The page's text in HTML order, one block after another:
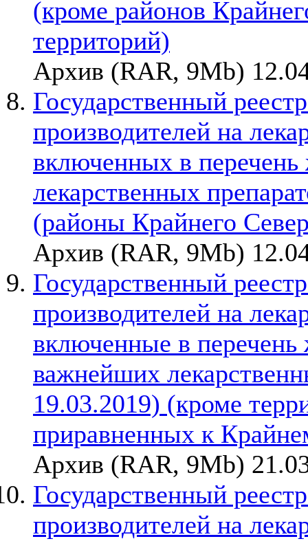
(кроме районов
территорий)
Архив (RAR, 9Mb)
Государственный
производителей на
включенных в
лекарственных
(районы Крайнего
Архив (RAR, 9Mb)
Государственный
производителей на
включенные в
важнейших
19.03.2019) (кроме
приравненных к
Архив (RAR, 9Mb)
Государственный
производителей на